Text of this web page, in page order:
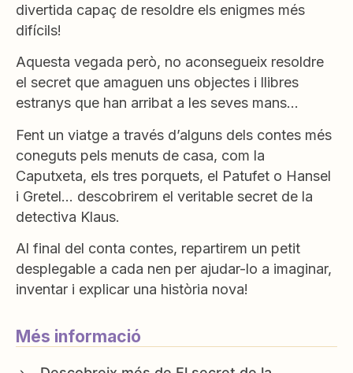
divertida capaç de resoldre els enigmes més
difícils!
Aquesta vegada però, no aconsegueix resoldre
el secret que amaguen uns objectes i llibres
estranys que han arribat a les seves mans…
Fent un viatge a través d’alguns dels contes més
coneguts pels menuts de casa, com la
Caputxeta, els tres porquets, el Patufet o Hansel
i Gretel… descobrirem el veritable secret de la
detectiva Klaus.
Al final del conta contes, repartirem un petit
desplegable a cada nen per ajudar-lo a imaginar,
inventar i explicar una història nova!
Més informació